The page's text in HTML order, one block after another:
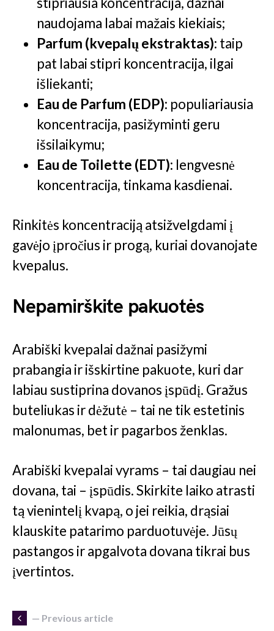
naudojama labai mažais kiekiais;
Parfum (kvepalų ekstraktas): taip
pat labai stipri koncentracija, ilgai
išliekanti;
Eau de Parfum (EDP): populiariausia
koncentracija, pasižyminti geru
išsilaikymu;
Eau de Toilette (EDT): lengvesnė
koncentracija, tinkama kasdienai.
Rinkitės koncentraciją atsižvelgdami į
gavėjo įpročius ir progą, kuriai dovanojate
kvepalus.
Nepamirškite pakuotės
Arabiški kvepalai dažnai pasižymi
prabangia ir išskirtine pakuote, kuri dar
labiau sustiprina dovanos įspūdį. Gražus
buteliukas ir dėžutė – tai ne tik estetinis
malonumas, bet ir pagarbos ženklas.
Arabiški kvepalai vyrams – tai daugiau nei
dovana, tai – įspūdis. Skirkite laiko atrasti
tą vienintelį kvapą, o jei reikia, drąsiai
klauskite patarimo parduotuvėje. Jūsų
pastangos ir apgalvota dovana tikrai bus
įvertintos.
— Previous article